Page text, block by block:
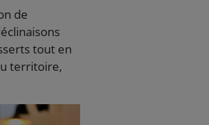
de
tout en
territoire,